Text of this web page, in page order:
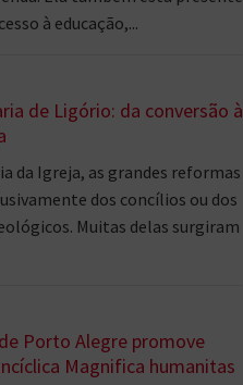
à educação,...
de Ligório: da conversão à
da Igreja, as grandes reformas
dos concílios ou dos
Muitas delas surgiram
Porto Alegre promove
Magnifica humanitas